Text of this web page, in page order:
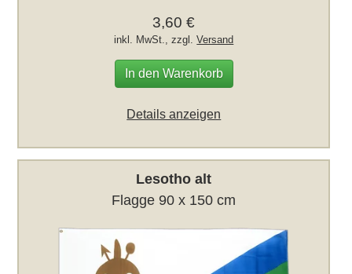
3,60 €
inkl. MwSt., zzgl.Versand
In den Warenkorb
Details anzeigen
Lesotho alt
Flagge 90 x 150 cm